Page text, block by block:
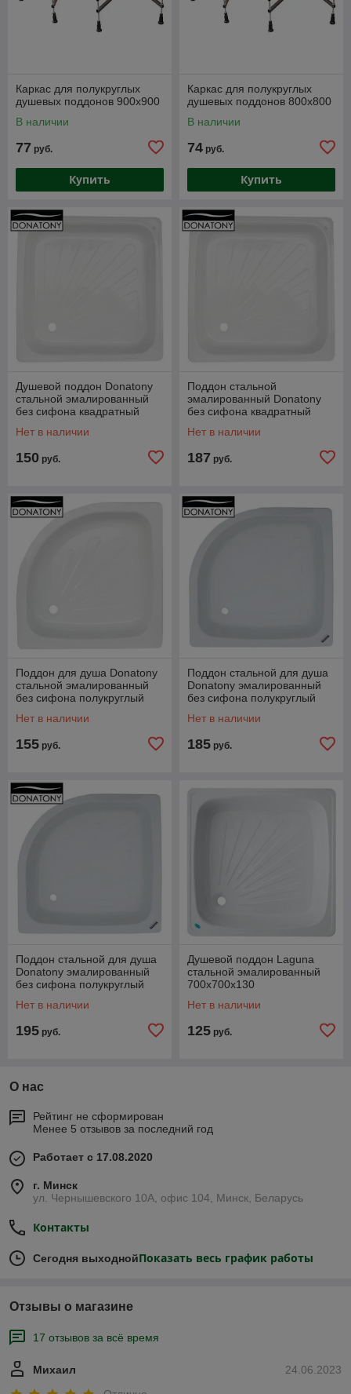
Каркас для полукруглых
душевых поддонов 900х900
В наличии
77 руб.
Купить
Каркас для полукруглых
душевых поддонов 800х800
В наличии
74 руб.
Купить
Душевой поддон Donatony
стальной эмалированный
без сифона квадратный
Нет в наличии
150 руб.
Поддон стальной
эмалированный Donatony
без сифона квадратный
Нет в наличии
187 руб.
Поддон для душа Donatony
стальной эмалированный
без сифона полукруглый
Нет в наличии
155 руб.
Поддон стальной для душа
Donatony эмалированный
без сифона полукруглый
Нет в наличии
185 руб.
Поддон стальной для душа
Donatony эмалированный
без сифона полукруглый
Нет в наличии
195 руб.
Душевой поддон Laguna
стальной эмалированный
700х700x130
Нет в наличии
125 руб.
О нас
Рейтинг не сформирован
Менее 5 отзывов за последний год
Работает с 17.08.2020
г. Минск
ул. Чернышевского 10А, офис 104, Минск, Беларусь
Контакты
Сегодня выходнойПоказать весь график работы
Отзывы о магазине
17 отзывов за всё время
24.06.2023
Михаил